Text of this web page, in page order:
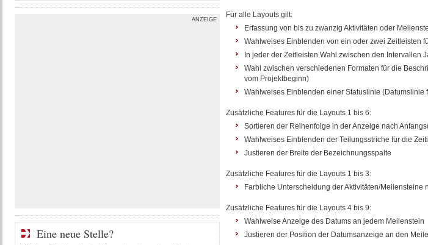
Für alle Layouts gilt:
Erfassung von bis zu zwanzig Aktivitäten oder
Wahlweises Einblenden von ein oder zwei Zeitleisten
In jeder der Zeitleisten Wahl zwischen den Intervallen
Wahl zwischen verschiedenen Formaten für die
vom Projektbeginn)
Wahlweises Einblenden einer Statuslinie (Datumslinie
Zusätzliche Features für die Layouts 1 bis 6:
Sortieren der Reihenfolge in der Anzeige nach
Wahlweises Einblenden der Teilungsstriche für die
Justieren der Breite der Bezeichnungsspalte
Zusätzliche Features für die Layouts 1 bis 3:
Farbliche Unterscheidung der Aktivitäten/Meilensteine
Zusätzliche Features für die Layouts 4 bis 9:
Wahlweise Anzeige des Datums an jedem Meilenstein
Justieren der Position der Datumsanzeige an den
ANZEIGE
Eine neue Stelle?